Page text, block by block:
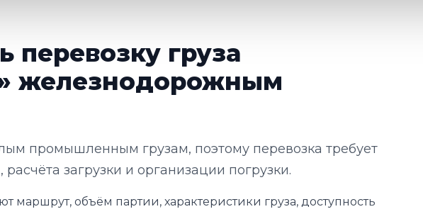
перевозку груза
железнодорожным
промышленным грузам, поэтому перевозка требует
загрузки и организации погрузки.
маршрут, объём партии, характеристики груза, доступность